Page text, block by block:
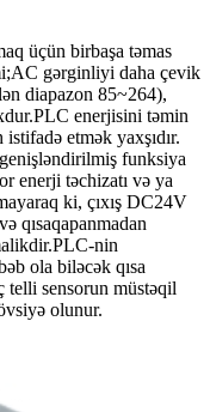
üçün birbaşa təmas
gərginliyi daha çevik
diapazon 85~264),
enerjisini təmin
etmək yaxşıdır.
funksiya
enerji təchizatı və ya
ki, çıxış DC24V
qısaqapanmadan
nin
ola biləcək qısa
telli sensorun müstəqil
olunur.